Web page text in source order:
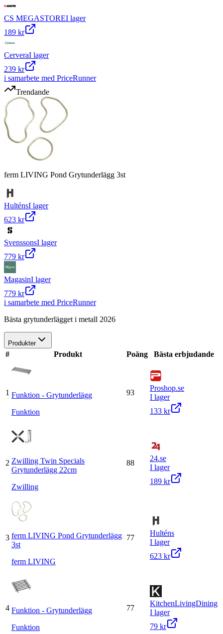
CS MEGASTOREI lager
189 kr
CerveraI lager
239 kr
i samarbete med PriceRunner
Trendande
ferm LIVING Pond Grytunderlägg 3st
HulténsI lager
623 kr
SvenssonsI lager
779 kr
MagasinI lager
779 kr
i samarbete med PriceRunner
Bästa grytunderlägget i metall 2026
Produkter
# Produkt Poäng Bästa erbjudande
1 Funktion - Grytunderlägg
Funktion
93
Proshop.se
I lager
133 kr
2 Zwilling Twin Specials
Grytunderlägg 22cm
Zwilling
88
24.se
I lager
189 kr
3 ferm LIVING Pond Grytunderlägg
3st
ferm LIVING
77
Hulténs
I lager
623 kr
4 Funktion - Grytunderlägg
Funktion
77
KitchenLivingDining
I lager
79 kr